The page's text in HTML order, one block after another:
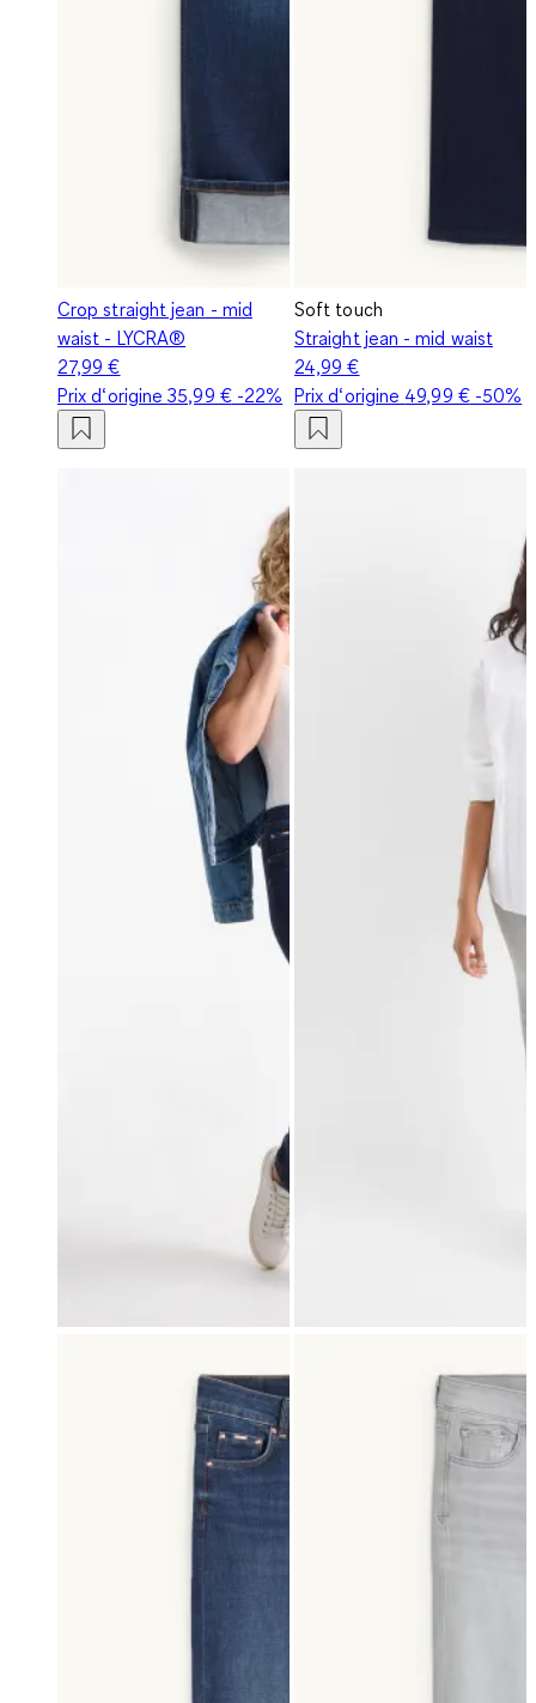
Crop straight jean - mid
waist - LYCRA®
27,99 €
Prix d‘origine35,99 €-22%
Soft touch
Straight jean - mid waist
24,99 €
Prix d‘origine 49,99 €-50%